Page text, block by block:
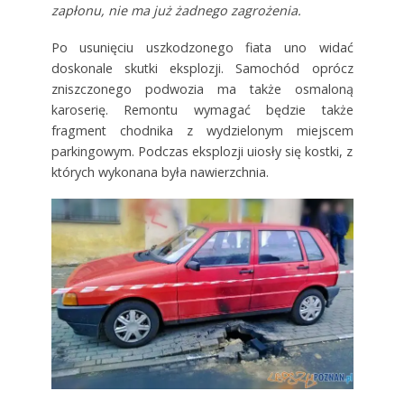
zapłonu, nie ma już żadnego zagrożenia.
Po usunięciu uszkodzonego fiata uno widać
doskonale skutki eksplozji. Samochód oprócz
zniszczonego podwozia ma także osmaloną
karoserię. Remontu wymagać będzie także
fragment chodnika z wydzielonym miejscem
parkingowym. Podczas eksplozji uiosły się kostki, z
których wykonana była nawierzchnia.